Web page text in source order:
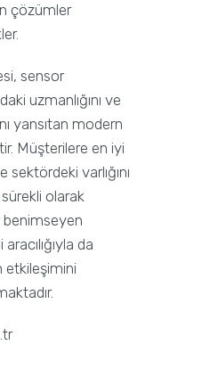
çözümler
sensor
uzmanlığını ve
yansıtan modern
Müşterilere en iyi
varlığını
olarak
da
etkileşimini